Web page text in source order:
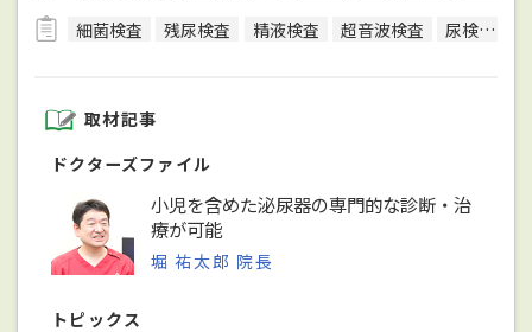
細菌検査
残尿検査 精液検査 超音波検査 尿検査
取材記事
ドクターズファイル
小児を含めた泌尿器の専門的な診断・治
療が可能
堀 祐太郎 院長
トピックス